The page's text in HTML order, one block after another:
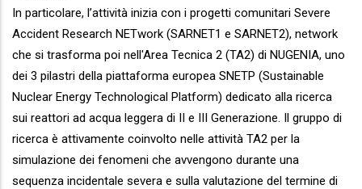
In particolare, l’attività inizia con i progetti comunitari Severe
Accident Research NETwork (SARNET1 e SARNET2), network
che si trasforma poi nell'Area Tecnica 2 (TA2) di NUGENIA, uno
dei 3 pilastri della piattaforma europea SNETP (Sustainable
Nuclear Energy Technological Platform) dedicato alla ricerca
sui reattori ad acqua leggera di II e III Generazione. Il gruppo di
ricerca è attivamente coinvolto nelle attività TA2 per la
simulazione dei fenomeni che avvengono durante una
sequenza incidentale severa e sulla valutazione del termine di